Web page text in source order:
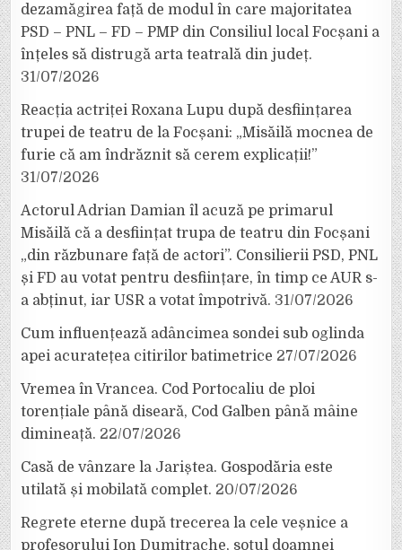
dezamăgirea față de modul în care majoritatea
PSD – PNL – FD – PMP din Consiliul local Focșani a
înțeles să distrugă arta teatrală din județ.
31/07/2026
Reacția actriței Roxana Lupu după desființarea
trupei de teatru de la Focșani: „Misăilă mocnea de
furie că am îndrăznit să cerem explicații!”
31/07/2026
Actorul Adrian Damian îl acuză pe primarul
Misăilă că a desființat trupa de teatru din Focșani
„din răzbunare față de actori”. Consilierii PSD, PNL
și FD au votat pentru desființare, în timp ce AUR s-
a abținut, iar USR a votat împotrivă. 31/07/2026
Cum influențează adâncimea sondei sub oglinda
apei acuratețea citirilor batimetrice 27/07/2026
Vremea în Vrancea. Cod Portocaliu de ploi
torențiale până diseară, Cod Galben până mâine
dimineață. 22/07/2026
Casă de vânzare la Jariștea. Gospodăria este
utilată și mobilată complet. 20/07/2026
Regrete eterne după trecerea la cele veșnice a
profesorului Ion Dumitrache, soțul doamnei